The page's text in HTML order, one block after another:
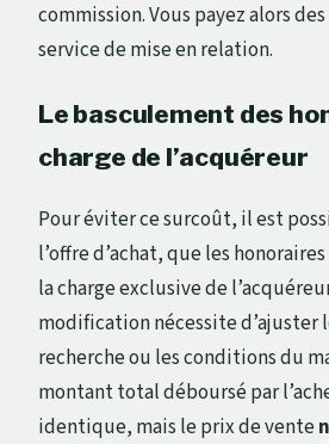
commission. Vous payez alors
service de mise en relation.
Le basculement des
charge de l’acquéreur
Pour éviter ce surcoût, il est
l’offre d’achat, que les
la charge exclusive de
modification nécessite d’ajuster
recherche ou les conditions du
montant total déboursé par
identique, mais le prix de vente